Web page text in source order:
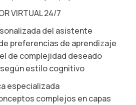
VIRTUAL 24/7
del asistente
preferencias de aprendizaje
de complejidad deseado
según estilo cognitivo
especializada
complejos en capas